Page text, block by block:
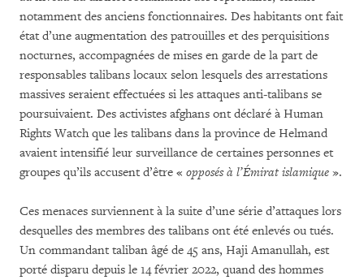
notamment des anciens fonctionnaires. Des habitants ont fait
état d’une augmentation des patrouilles et des perquisitions
nocturnes, accompagnées de mises en garde de la part de
responsables talibans locaux selon lesquels des arrestations
massives seraient effectuées si les attaques anti-talibans se
poursuivaient. Des activistes afghans ont déclaré à Human
Rights Watch que les talibans dans la province de Helmand
avaient intensifié leur surveillance de certaines personnes et
groupes qu’ils accusent d’être « opposés à l’Émirat islamique ».
Ces menaces surviennent à la suite d’une série d’attaques lors
desquelles des membres des talibans ont été enlevés ou tués.
Un commandant taliban âgé de 45 ans, Haji Amanullah, est
porté disparu depuis le 14 février 2022, quand des hommes